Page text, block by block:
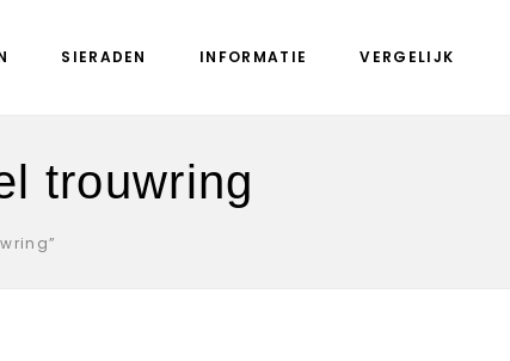
SIERADEN INFORMATIE VERGELIJK
trouwring